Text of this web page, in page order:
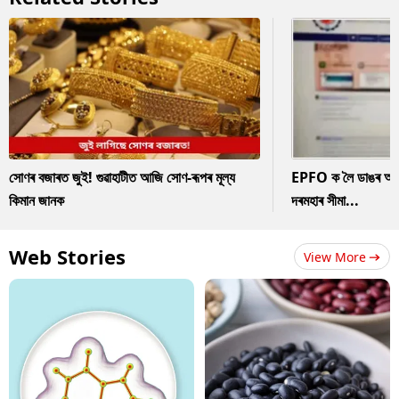
সোণৰ বজাৰত জুই! গুৱাহাটীত আজি সোণ-ৰূপৰ মূল্য
কিমান জানক
EPFO ক লৈ ডাঙৰ
দৰমহাৰ সীমা...
Web Stories View More